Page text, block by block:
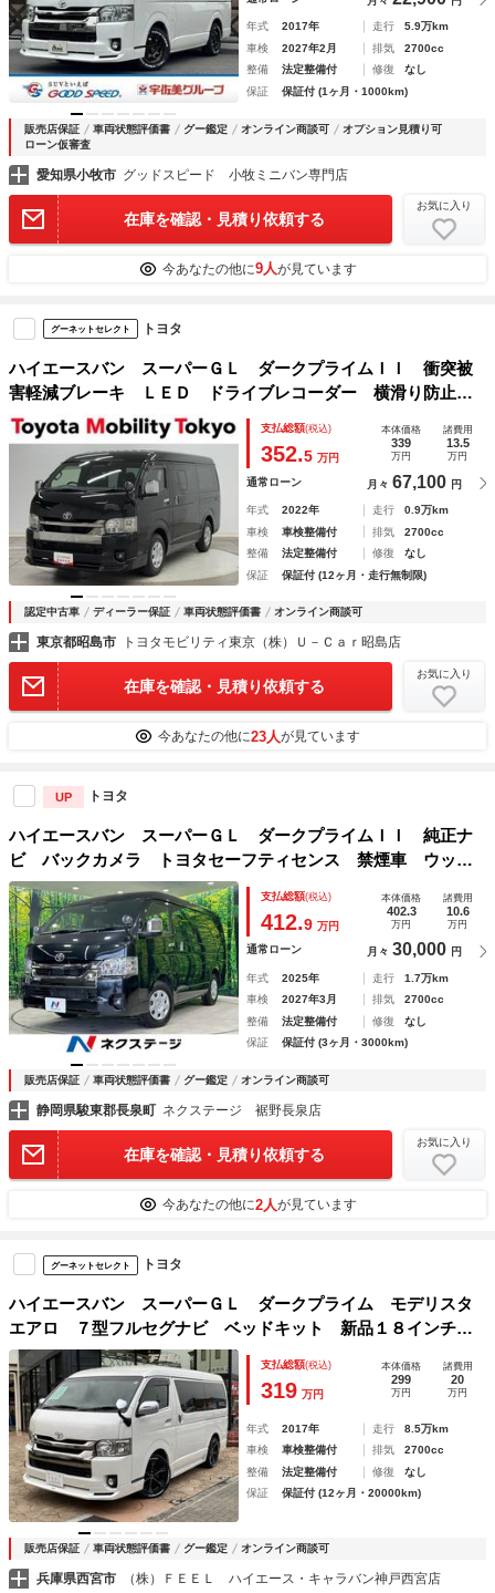
年式 2017年 走行
5.9万km
車検
2027年2月 排気
2700cc
整備
法定整備付 修復
なし
保証
保証付 (1ヶ月・1000km)
販売店保証 車両状態評価書 グー鑑定 オンライン商談可
オプション見積り可
ローン仮審査
愛知県小牧市 グッドスピード 小牧ミニバン専門店
在庫を確認・見積り依頼する
お気に入り
今あなたの他に9人が見ています
グーネットセレクト トヨタ
ハイエースバン スーパーＧＬ ダークプライムＩＩ 衝突被
害軽減ブレーキ ＬＥＤ ドライブレコーダー 横滑り防止装
置 ダブルエアコン ミュージックプレイヤー接続可 ワンオ
ーナー車 ＤＶＤ視聴 ＥＴＣ 電動格納ミラー メモリナ
ビ アラウンドビューモニター
支払総額(税込)
352.5 万円
本体価格
339
万円
諸費用
13.5
万円
通常ローン 月々 67,100 円
年式 2022年 走行
0.9万km
車検
車検整備付 排気
2700cc
整備
法定整備付 修復
なし
保証
保証付 (12ヶ月・走行無制限)
認定中古車 ディーラー保証 車両状態評価書 オンライン商談可
東京都昭島市 トヨタモビリティ東京（株）Ｕ－Ｃａｒ昭島店
在庫を確認・見積り依頼する
お気に入り
今あなたの他に23人が見ています
UP トヨタ
ハイエースバン スーパーＧＬ ダークプライムＩＩ 純正ナ
ビ バックカメラ トヨタセーフティセンス 禁煙車 ウッド
コンビステアリング スマートキー ＬＥＤヘッドライト オ
ートマチックハイビーム クリアランスソナー オートエアコ
ン
支払総額(税込)
412.9 万円
本体価格
402.3
万円
諸費用
10.6
万円
通常ローン 月々 30,000 円
年式 2025年 走行
1.7万km
車検
2027年3月 排気
2700cc
整備
法定整備付 修復
なし
保証
保証付 (3ヶ月・3000km)
販売店保証 車両状態評価書 グー鑑定 オンライン商談可
静岡県駿東郡長泉町 ネクステージ 裾野長泉店
在庫を確認・見積り依頼する
お気に入り
今あなたの他に2人が見ています
グーネットセレクト トヨタ
ハイエースバン スーパーＧＬ ダークプライム モデリスタ
エアロ ７型フルセグナビ ベッドキット 新品１８インチア
ルミ クルーズコントローラー ６面カーテン エンジンプッ
シュスタート ＬＥＤヘッドライト
支払総額(税込)
319 万円
本体価格
299
万円
諸費用
20
万円
年式 2017年 走行
8.5万km
車検
車検整備付 排気
2700cc
整備
法定整備付 修復
なし
保証
保証付 (12ヶ月・20000km)
販売店保証 車両状態評価書 グー鑑定 オンライン商談可
兵庫県西宮市 （株）ＦＥＥＬ ハイエース・キャラバン神戸西宮店